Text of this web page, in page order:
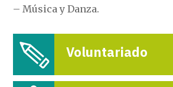
– Música y Danza.
Voluntariado